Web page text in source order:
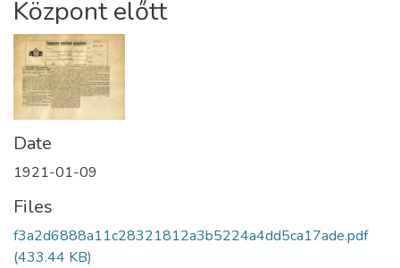
Központ előtt
Date
1921-01-09
Files
f3a2d6888a11c28321812a3b5224a4dd5ca17ade.pdf
(433.44 KB)